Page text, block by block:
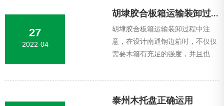
27
2022-04
胡埭胶合板箱运输装卸过程中注意
胡埭胶合板箱运输装卸过程中注
意，在设计南通钢边箱时，不仅仅
需要木箱有充足的强度，并且也要
不然，在装卸搬运和运送时，产品
泰州木托盘正确运用